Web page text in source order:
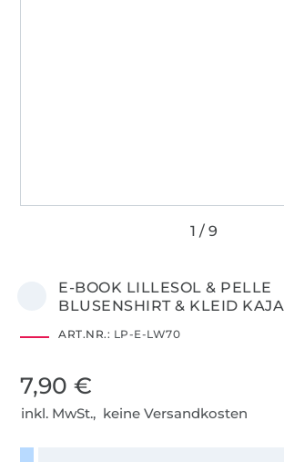
E-BOOK LILLESOL & PELLE
BLUSENSHIRT & KLEID KAJA
ART.NR.: LP-E-LW70
7,90 €
inkl. MwSt., keine Versandkosten